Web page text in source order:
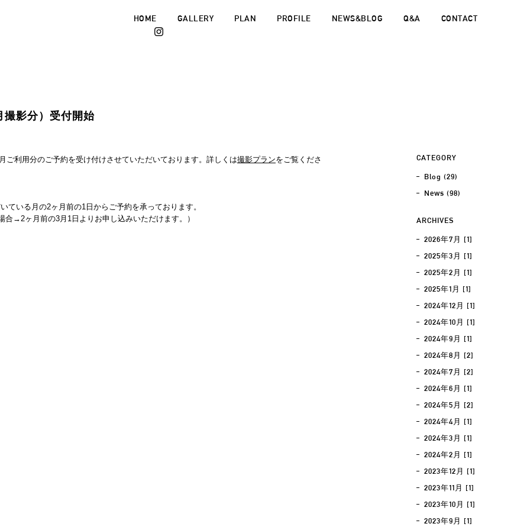
HOME GALLERY PLAN PROFILE NEWS&BLOG Q&A CONTACT
撮影分）受付開始
ご利用分のご予約を受け付けさせていただいております。詳しくは撮影プランをご覧くださ
ている月の2ヶ月前の1日からご予約を承っております。
合→2ヶ月前の3月1日よりお申し込みいただけます。）
CATEGORY
Blog (29)
News (98)
ARCHIVES
2026年7月 [1]
2025年3月 [1]
2025年2月 [1]
2025年1月 [1]
2024年12月 [1]
2024年10月 [1]
2024年9月 [1]
2024年8月 [2]
2024年7月 [2]
2024年6月 [1]
2024年5月 [2]
2024年4月 [1]
2024年3月 [1]
2024年2月 [1]
2023年12月 [1]
2023年11月 [1]
2023年10月 [1]
2023年9月 [1]